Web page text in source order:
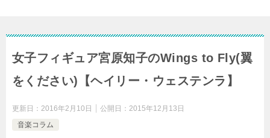
女子フィギュア宮原知子のWings to Fly(翼
をください)【ヘイリー・ウェステンラ】
更新日： 2016年2月10日 公開日： 2015年12月13日
音楽コラム